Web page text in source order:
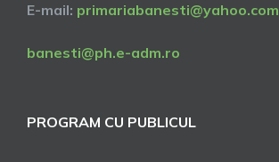
E-mail: primariabanesti@yahoo.com
banesti@ph.e-adm.ro
PROGRAM CU PUBLICUL